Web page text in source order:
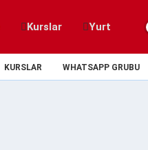
Kurslar Yurt
KURSLAR WHATSAPP GRUBU